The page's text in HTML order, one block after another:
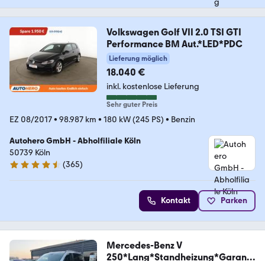
Volkswagen Golf VII 2.0 TSI GTI
Performance BM Aut.*LED*PDC
Lieferung möglich
18.040 €
inkl. kostenlose Lieferung
Sehr guter Preis
EZ 08/2017• 98.987 km • 180 kW (245 PS) • Benzin
Autohero GmbH - Abholfiliale Köln
50739 Köln
4.6 Sterne
(365)
Kontakt Parken
Mercedes-Benz V
250*Lang*Standheizung*Garanti